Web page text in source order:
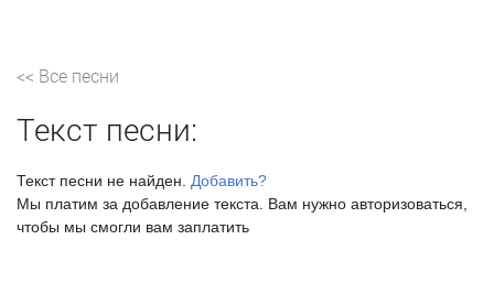
<< Все песни
Текст песни:
Текст песни не найден. Добавить?
Мы платим за добавление текста. Вам нужно авторизоваться,
чтобы мы смогли вам заплатить